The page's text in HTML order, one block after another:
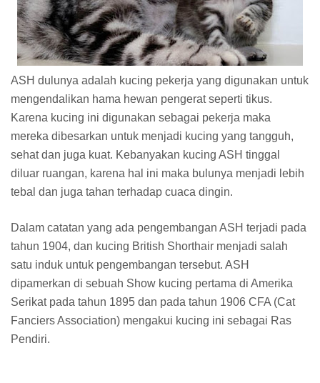
ASH dulunya adalah kucing pekerja yang digunakan untuk
mengendalikan hama hewan pengerat seperti tikus.
Karena kucing ini digunakan sebagai pekerja maka
mereka dibesarkan untuk menjadi kucing yang tangguh,
sehat dan juga kuat. Kebanyakan kucing ASH tinggal
diluar ruangan, karena hal ini maka bulunya menjadi lebih
tebal dan juga tahan terhadap cuaca dingin.
Dalam catatan yang ada pengembangan ASH terjadi pada
tahun 1904, dan kucing British Shorthair menjadi salah
satu induk untuk pengembangan tersebut. ASH
dipamerkan di sebuah Show kucing pertama di Amerika
Serikat pada tahun 1895 dan pada tahun 1906 CFA (Cat
Fanciers Association) mengakui kucing ini sebagai Ras
Pendiri.